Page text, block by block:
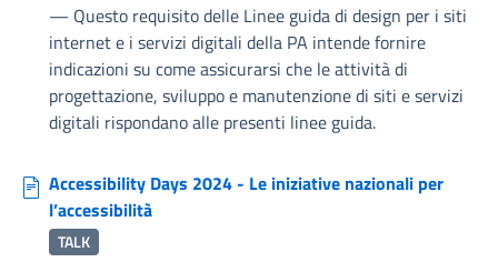
— Questo requisito delle Linee guida di design per i siti
internet e i servizi digitali della PA intende fornire
indicazioni su come assicurarsi che le attività di
progettazione, sviluppo e manutenzione di siti e servizi
digitali rispondano alle presenti linee guida.
Accessibility Days 2024 - Le iniziative nazionali per
l’accessibilità
TALK